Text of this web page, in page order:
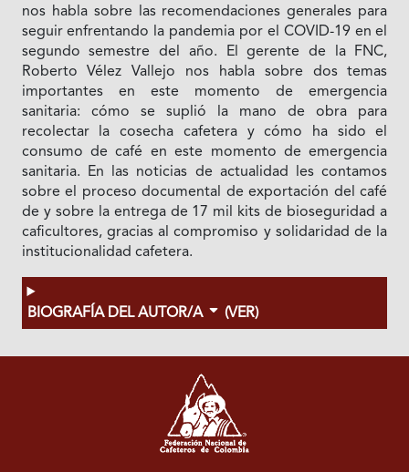
nos habla sobre las recomendaciones generales para
seguir enfrentando la pandemia por el COVID-19 en el
segundo semestre del año. El gerente de la FNC,
Roberto Vélez Vallejo nos habla sobre dos temas
importantes en este momento de emergencia
sanitaria: cómo se suplió la mano de obra para
recolectar la cosecha cafetera y cómo ha sido el
consumo de café en este momento de emergencia
sanitaria. En las noticias de actualidad les contamos
sobre el proceso documental de exportación del café
de y sobre la entrega de 17 mil kits de bioseguridad a
caficultores, gracias al compromiso y solidaridad de la
institucionalidad cafetera.
BIOGRAFÍA DEL AUTOR/A (VER)